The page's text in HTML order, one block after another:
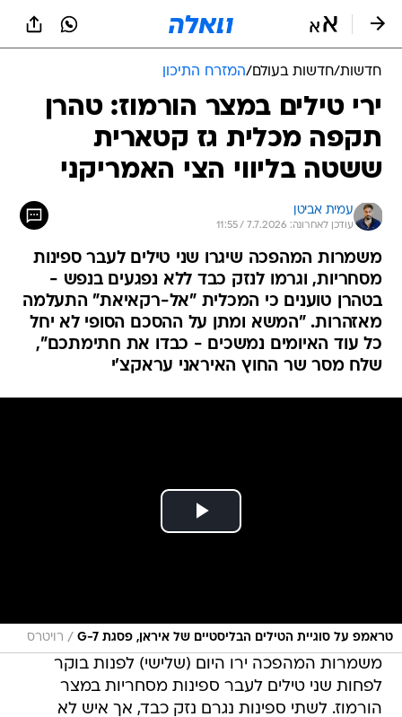
חדשות/חדשות בעולם/המזרח התיכון
ירי טילים במצר הורמוז: טהרן
תקפה מכלית גז קטארית
ששטה בליווי הצי האמריקני
עמית אביטן
עודכן לאחרונה: 7.7.2026 / 11:55
משמרות המהפכה שיגרו שני טילים לעבר ספינות
מסחריות, וגרמו לנזק כבד ללא נפגעים בנפש -
בטהרן טוענים כי המכלית "אל-רקאיאת" התעלמה
מאזהרות. "המשא ומתן על ההסכם הסופי לא יחל
כל עוד האיומים נמשכים - כבדו את חתימתכם",
שלח מסר שר החוץ האיראני עראקצ'י
טראמפ על סוגיית הטילים הבליסטיים של איראן, פסגת G-7 / רויטרס
משמרות המהפכה ירו היום (שלישי) לפנות בוקר
לפחות שני טילים לעבר ספינות מסחריות במצר
הורמוז. לשתי ספינות נגרם נזק כבד, אך איש לא